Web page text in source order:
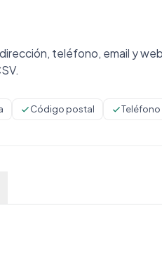
teléfono, email y
Código postal Teléfono